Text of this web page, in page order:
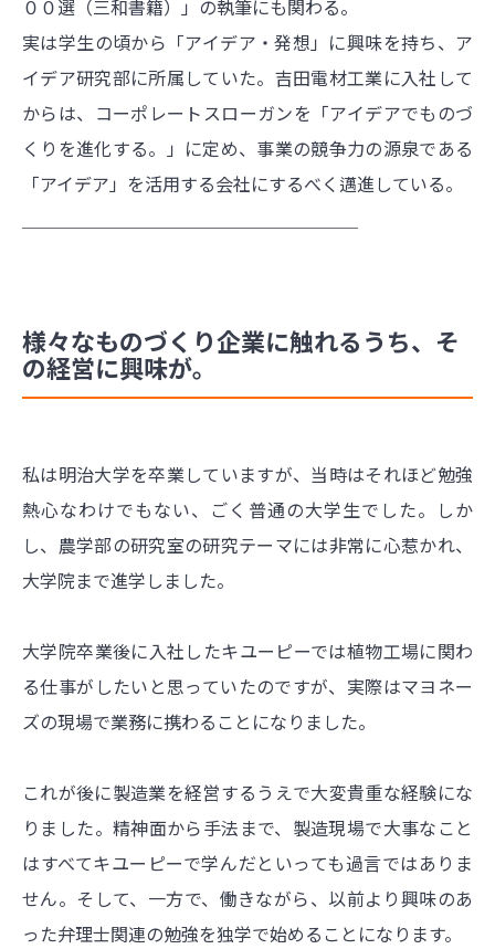
００選（三和書籍）」の執筆にも関わる。
実は学生の頃から「アイデア・発想」に興味を持ち、ア
イデア研究部に所属していた。吉田電材工業に入社して
からは、コーポレートスローガンを「アイデアでものづ
くりを進化する。」に定め、事業の競争力の源泉である
「アイデア」を活用する会社にするべく邁進している。
様々なものづくり企業に触れるうち、そ
の経営に興味が。
私は明治大学を卒業していますが、当時はそれほど勉強
熱心なわけでもない、ごく普通の大学生でした。しか
し、農学部の研究室の研究テーマには非常に心惹かれ、
大学院まで進学しました。
大学院卒業後に入社したキユーピーでは植物工場に関わ
る仕事がしたいと思っていたのですが、実際はマヨネー
ズの現場で業務に携わることになりました。
これが後に製造業を経営するうえで大変貴重な経験にな
りました。精神面から手法まで、製造現場で大事なこと
はすべてキユーピーで学んだといっても過言ではありま
せん。そして、一方で、働きながら、以前より興味のあ
った弁理士関連の勉強を独学で始めることになります。